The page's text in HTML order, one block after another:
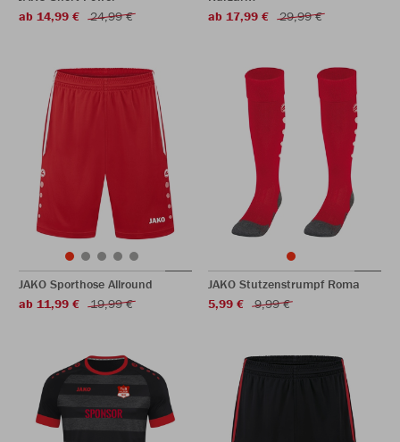
ab 14,99 €
24,99 €
ab 17,99 €
29,99 €
JAKO Sporthose Allround
ab 11,99 €
19,99 €
JAKO Stutzenstrumpf Roma
5,99 €
9,99 €